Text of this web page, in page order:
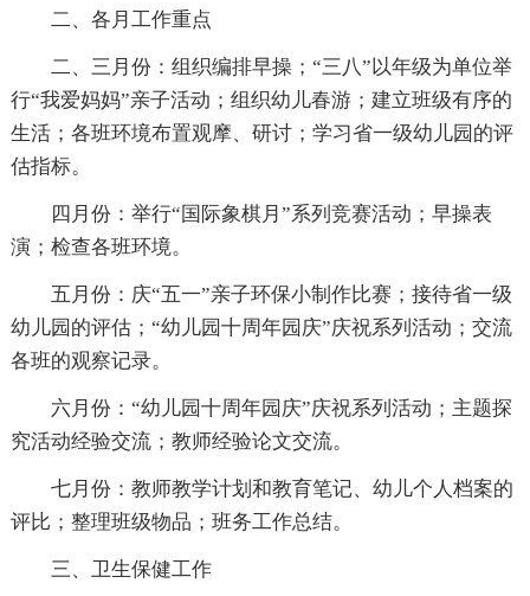
二、各月工作重点
二、三月份：组织编排早操；“三八”以年级为单位举
行“我爱妈妈”亲子活动；组织幼儿春游；建立班级有序的
生活；各班环境布置观摩、研讨；学习省一级幼儿园的评
估指标。
四月份：举行“国际象棋月”系列竞赛活动；早操表
演；检查各班环境。
五月份：庆“五一”亲子环保小制作比赛；接待省一级
幼儿园的评估；“幼儿园十周年园庆”庆祝系列活动；交流
各班的观察记录。
六月份：“幼儿园十周年园庆”庆祝系列活动；主题探
究活动经验交流；教师经验论文交流。
七月份：教师教学计划和教育笔记、幼儿个人档案的
评比；整理班级物品；班务工作总结。
三、卫生保健工作